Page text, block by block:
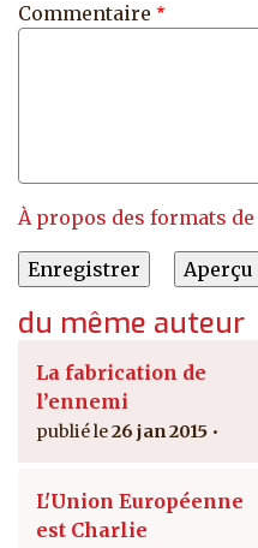
Commentaire
À propos des formats
du même auteur
La fabrication de
l’ennemi
26 jan 2015
L'Union Européenne
est Charlie